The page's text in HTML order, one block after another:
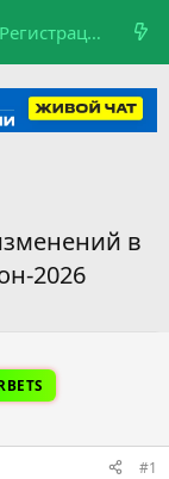
Регистрация
в
2026
#1